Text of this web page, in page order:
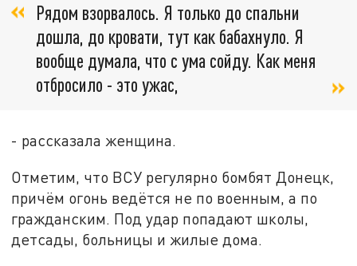
Рядом взорвалось. Я только до спальни
дошла, до кровати, тут как бабахнуло. Я
вообще думала, что с ума сойду. Как меня
отбросило - это ужас,
- рассказала женщина.
Отметим, что ВСУ регулярно бомбят Донецк,
причём огонь ведётся не по военным, а по
гражданским. Под удар попадают школы,
детсады, больницы и жилые дома.